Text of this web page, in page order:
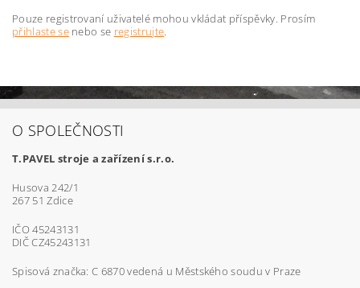
Pouze registrovaní uživatelé mohou vkládat příspěvky. Prosím
přihlaste senebo se registrujte
O SPOLEČNOSTI
T.PAVEL stroje a zařízení s.r.o.
Husova 242/1
267 51 Zdice
IČO 45243131
DIČ CZ45243131
Spisová značka: C 6870 vedená u Městského soudu v Praze